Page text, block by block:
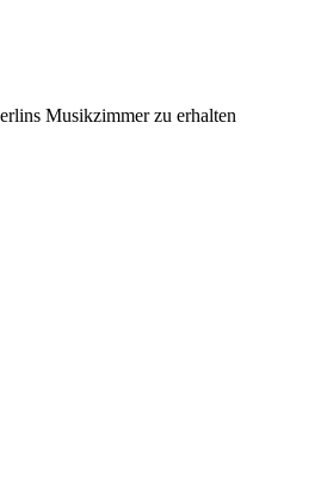
Musikzimmer zu erhalten